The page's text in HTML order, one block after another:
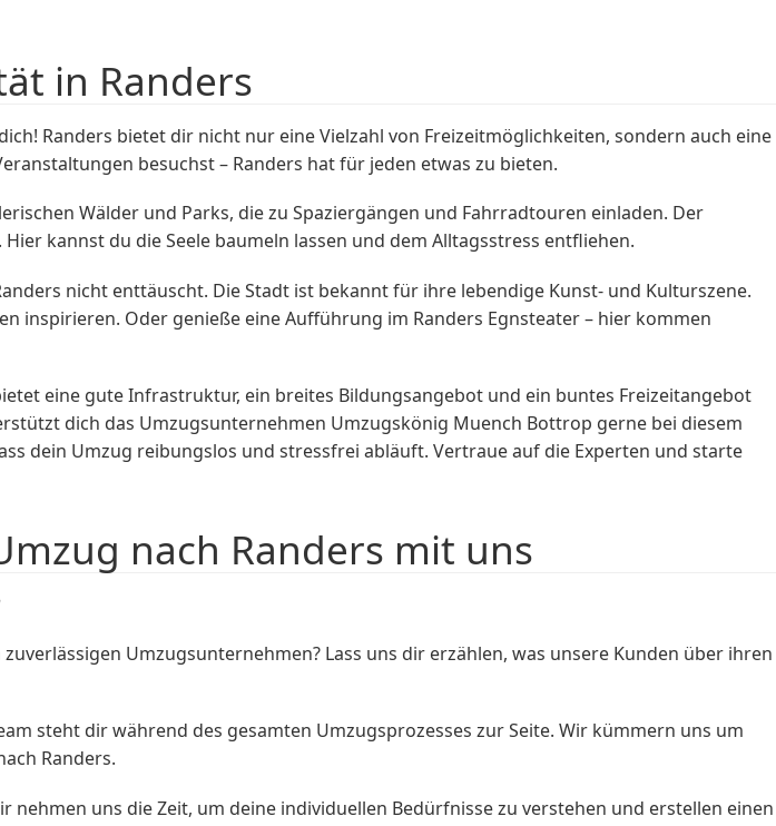
in Randers
Randers bietet dir nicht nur eine Vielzahl von Freizeitmöglichkeiten, sondern auch eine
besuchst – Randers hat für jeden etwas zu bieten.
Wälder und Parks, die zu Spaziergängen und Fahrradtouren einladen. Der
kannst du die Seele baumeln lassen und dem Alltagsstress entfliehen.
nicht enttäuscht. Die Stadt ist bekannt für ihre lebendige Kunst- und Kulturszene.
inspirieren. Oder genieße eine Aufführung im Randers Egnsteater – hier kommen
eine gute Infrastruktur, ein breites Bildungsangebot und ein buntes Freizeitangebot
dich das Umzugsunternehmen Umzugskönig Muench Bottrop gerne bei diesem
dein Umzug reibungslos und stressfrei abläuft. Vertraue auf die Experten und starte
nach Randers mit uns
Umzugsunternehmen? Lass uns dir erzählen, was unsere Kunden über ihren
steht dir während des gesamten Umzugsprozesses zur Seite. Wir kümmern uns um
Randers.
uns die Zeit, um deine individuellen Bedürfnisse zu verstehen und erstellen einen